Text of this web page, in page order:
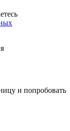
и попробовать